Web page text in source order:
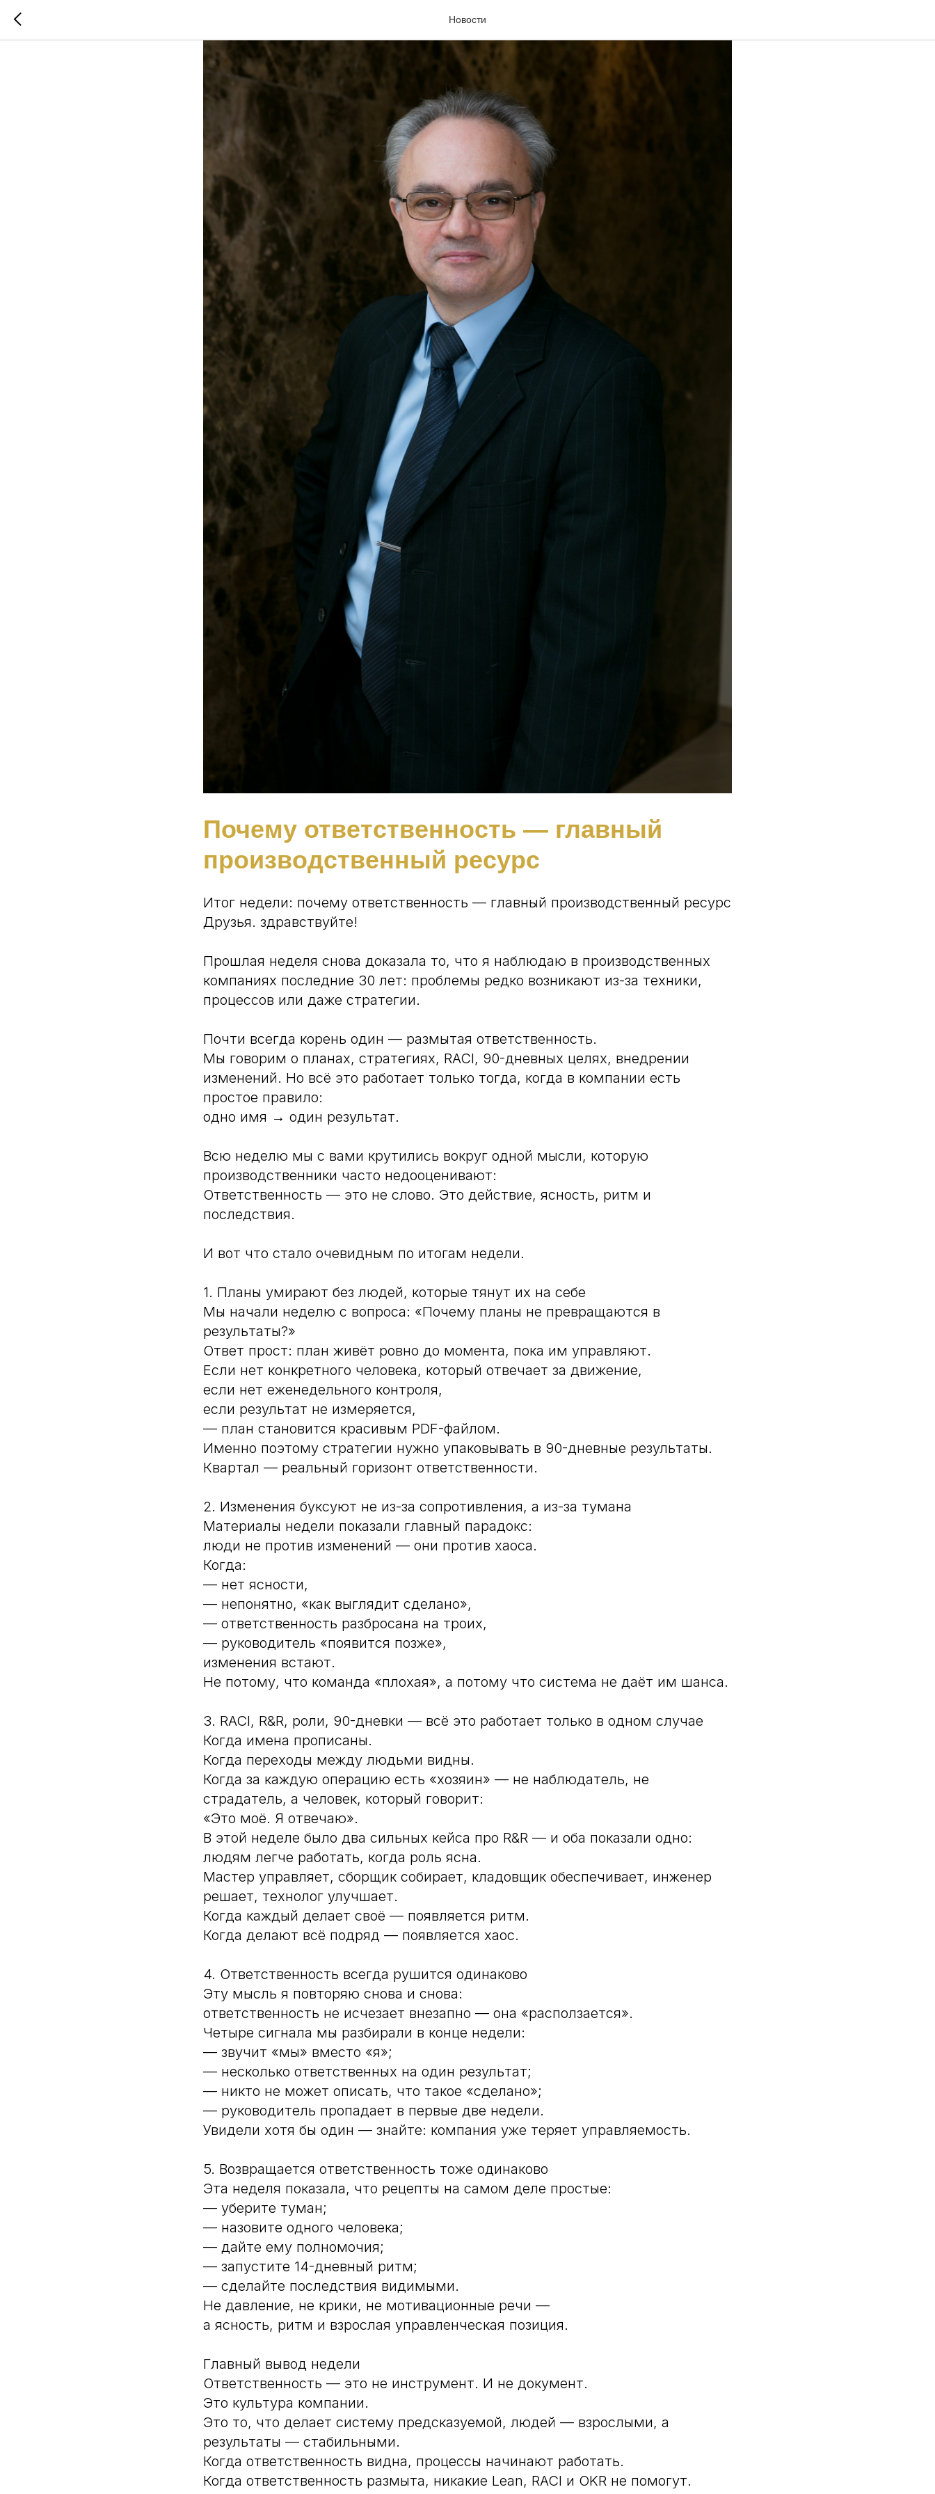
Новости
Почему ответственность — главный
производственный ресурс
Итог недели: почему ответственность — главный производственный ресурс
Друзья. здравствуйте!
Прошлая неделя снова доказала то, что я наблюдаю в производственных
компаниях последние 30 лет: проблемы редко возникают из-за техники,
процессов или даже стратегии.
Почти всегда корень один — размытая ответственность.
Мы говорим о планах, стратегиях, RACI, 90-дневных целях, внедрении
изменений. Но всё это работает только тогда, когда в компании есть
простое правило:
одно имя → один результат.
Всю неделю мы с вами крутились вокруг одной мысли, которую
производственники часто недооценивают:
Ответственность — это не слово. Это действие, ясность, ритм и
последствия.
И вот что стало очевидным по итогам недели.
1. Планы умирают без людей, которые тянут их на себе
Мы начали неделю с вопроса: «Почему планы не превращаются в
результаты?»
Ответ прост: план живёт ровно до момента, пока им управляют.
Если нет конкретного человека, который отвечает за движение,
если нет еженедельного контроля,
если результат не измеряется,
— план становится красивым PDF-файлом.
Именно поэтому стратегии нужно упаковывать в 90-дневные результаты.
Квартал — реальный горизонт ответственности.
2. Изменения буксуют не из-за сопротивления, а из-за тумана
Материалы недели показали главный парадокс:
люди не против изменений — они против хаоса.
Когда:
— нет ясности,
— непонятно, «как выглядит сделано»,
— ответственность разбросана на троих,
— руководитель «появится позже»,
изменения встают.
Не потому, что команда «плохая», а потому что система не даёт им шанса.
3. RACI, R&R, роли, 90-дневки — всё это работает только в одном случае
Когда имена прописаны.
Когда переходы между людьми видны.
Когда за каждую операцию есть «хозяин» — не наблюдатель, не
страдатель, а человек, который говорит:
«Это моё. Я отвечаю».
В этой неделе было два сильных кейса про R&R — и оба показали одно:
людям легче работать, когда роль ясна.
Мастер управляет, сборщик собирает, кладовщик обеспечивает, инженер
решает, технолог улучшает.
Когда каждый делает своё — появляется ритм.
Когда делают всё подряд — появляется хаос.
4. Ответственность всегда рушится одинаково
Эту мысль я повторяю снова и снова:
ответственность не исчезает внезапно — она «расползается».
Четыре сигнала мы разбирали в конце недели:
— звучит «мы» вместо «я»;
— несколько ответственных на один результат;
— никто не может описать, что такое «сделано»;
— руководитель пропадает в первые две недели.
Увидели хотя бы один — знайте: компания уже теряет управляемость.
5. Возвращается ответственность тоже одинаково
Эта неделя показала, что рецепты на самом деле простые:
— уберите туман;
— назовите одного человека;
— дайте ему полномочия;
— запустите 14-дневный ритм;
— сделайте последствия видимыми.
Не давление, не крики, не мотивационные речи —
а ясность, ритм и взрослая управленческая позиция.
Главный вывод недели
Ответственность — это не инструмент. И не документ.
Это культура компании.
Это то, что делает систему предсказуемой, людей — взрослыми, а
результаты — стабильными.
Когда ответственность видна, процессы начинают работать.
Когда ответственность размыта, никакие Lean, RACI и OKR не помогут.